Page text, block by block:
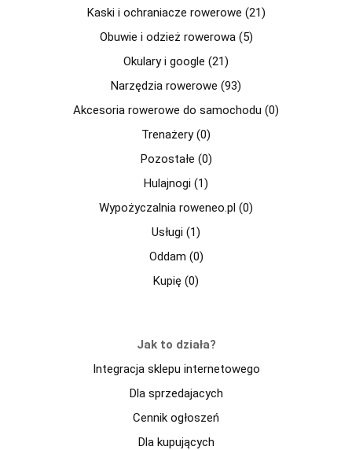
Kaski i ochraniacze rowerowe (21)
Obuwie i odzież rowerowa (5)
Okulary i google (21)
Narzędzia rowerowe (93)
Akcesoria rowerowe do samochodu (0)
Trenażery (0)
Pozostałe (0)
Hulajnogi (1)
Wypożyczalnia roweneo.pl (0)
Usługi (1)
Oddam (0)
Kupię (0)
Jak to działa?
Integracja sklepu internetowego
Dla sprzedajacych
Cennik ogłoszeń
Dla kupujących